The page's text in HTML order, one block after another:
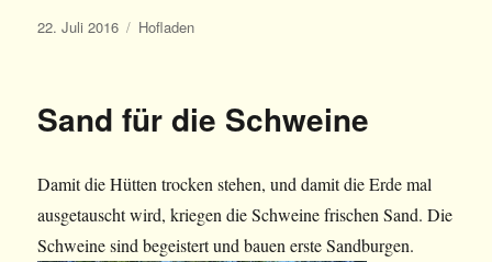
Veröffentlicht
22. Juli 2016 Kategorien
Hofladen
Sand für die Schweine
Damit die Hütten trocken stehen, und damit die Erde mal
ausgetauscht wird, kriegen die Schweine frischen Sand. Die
Schweine sind begeistert und bauen erste Sandburgen.